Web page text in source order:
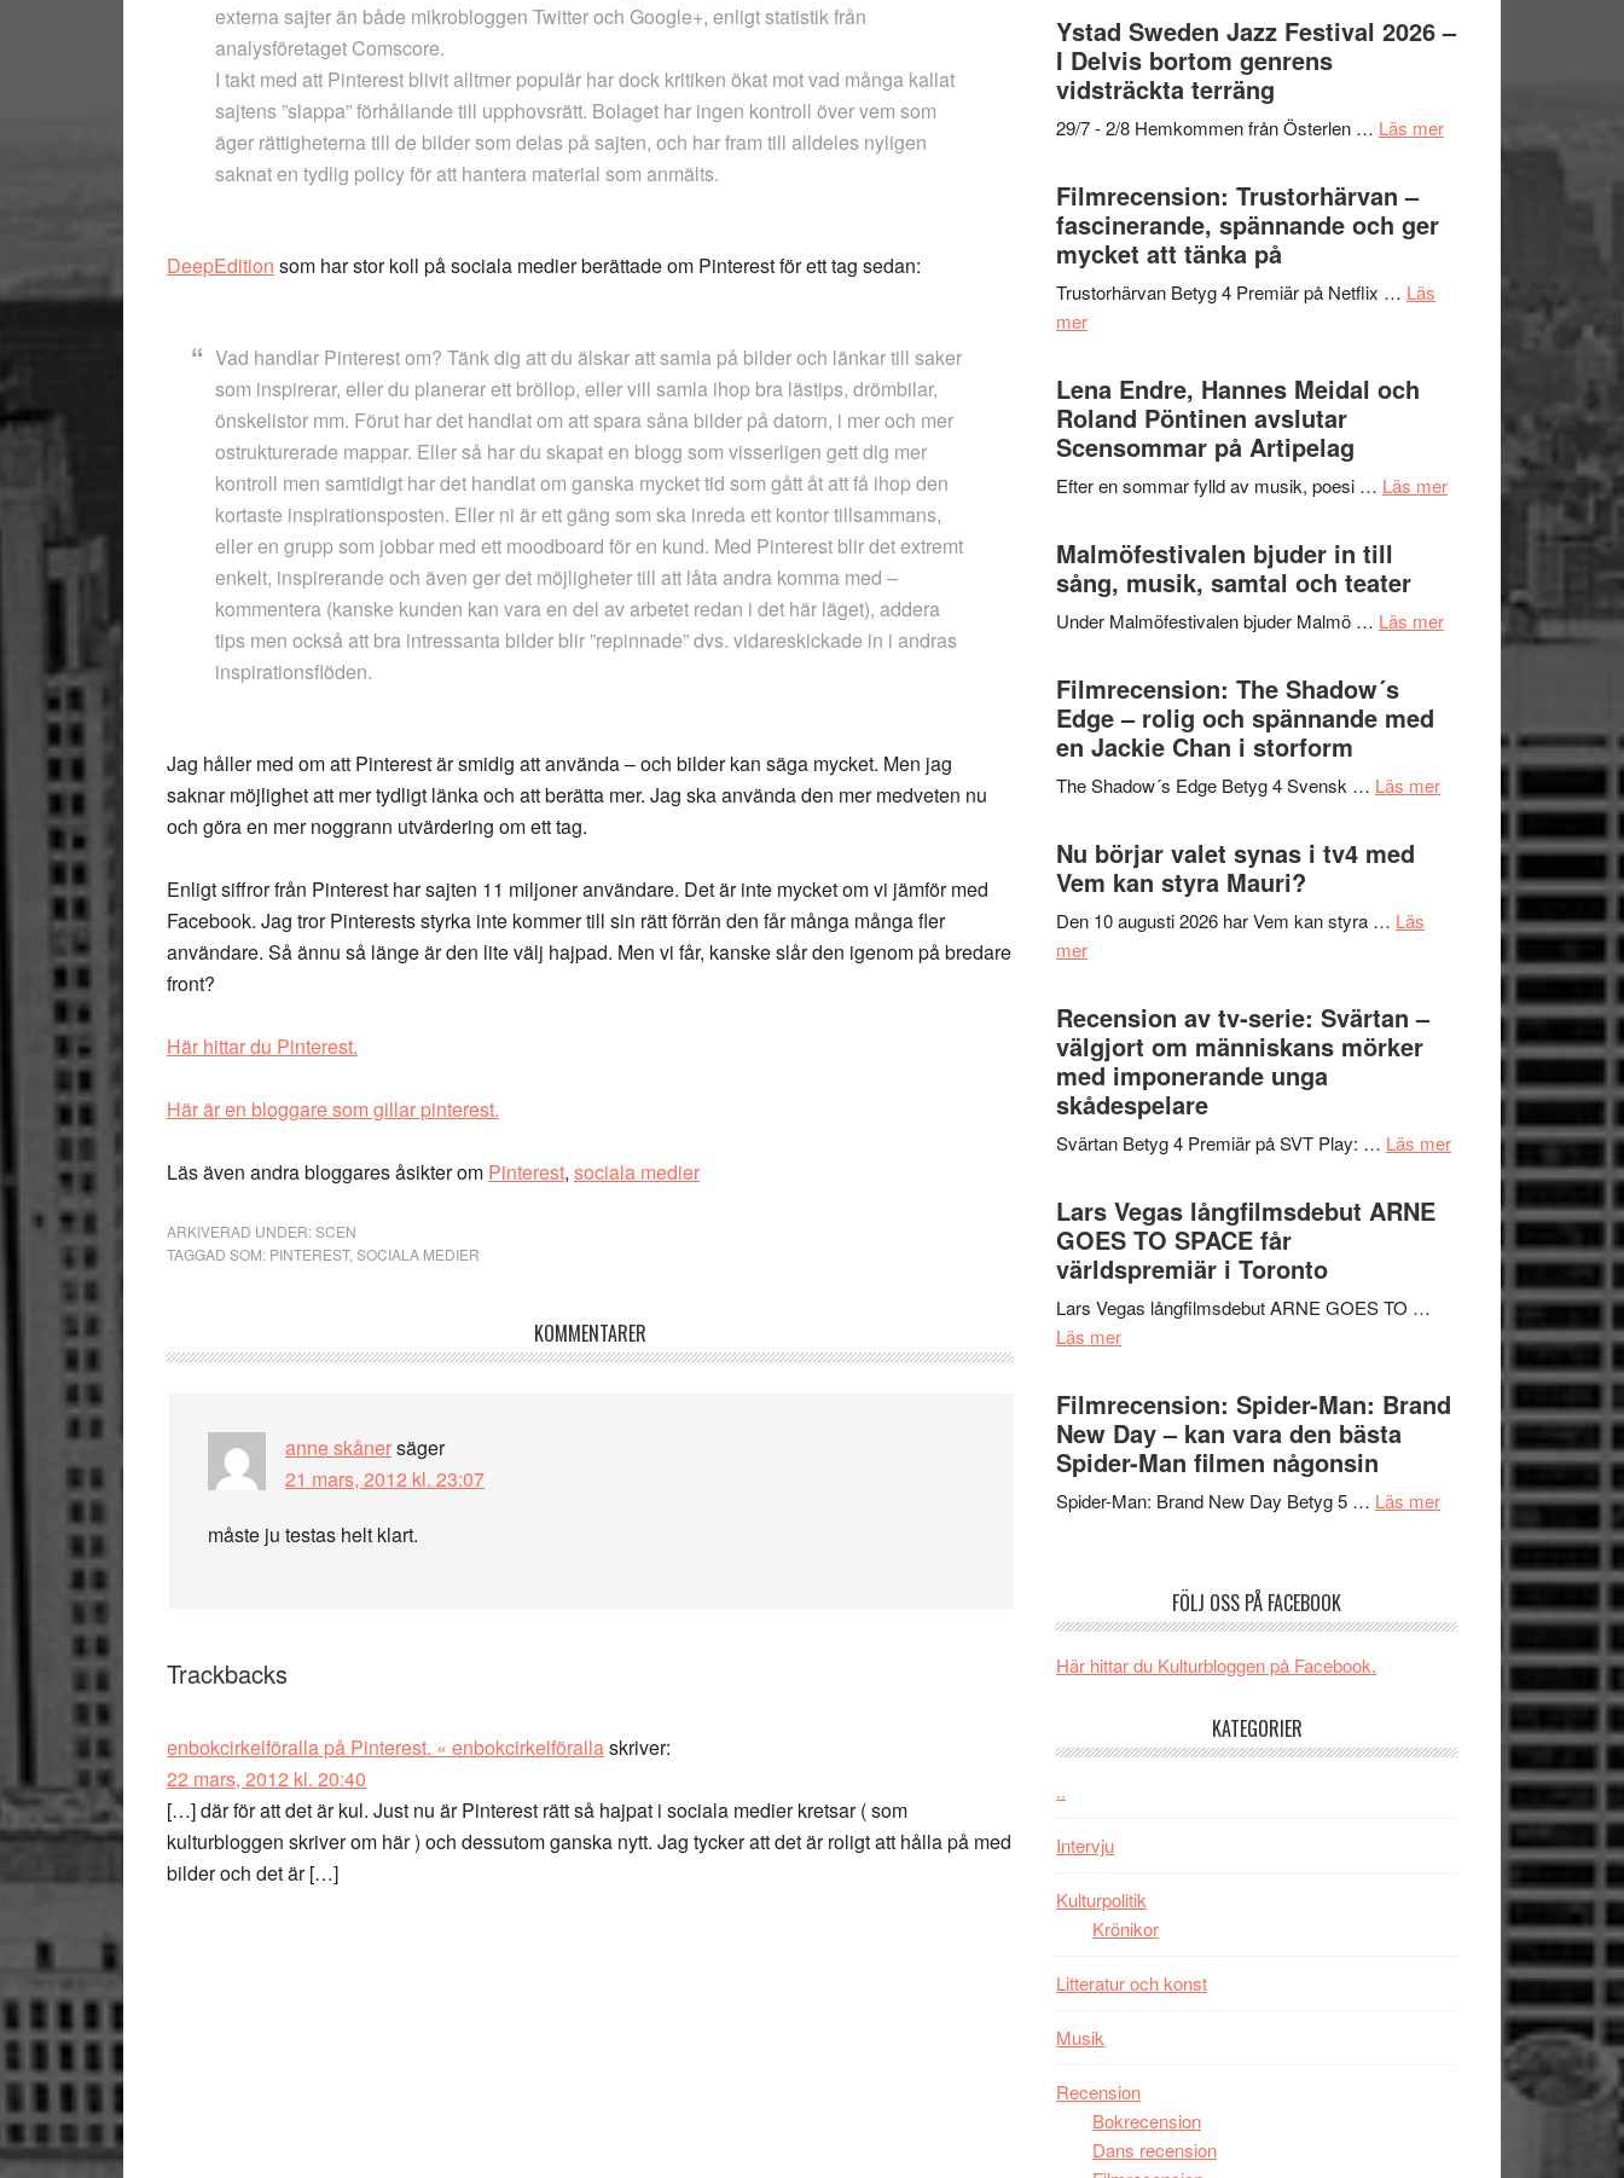
externa sajter än både mikrobloggen Twitter och Google+, enligt statistik från
analysföretaget Comscore.
I takt med att Pinterest blivit alltmer populär har dock kritiken ökat mot vad många kallat
sajtens ”slappa” förhållande till upphovsrätt. Bolaget har ingen kontroll över vem som
äger rättigheterna till de bilder som delas på sajten, och har fram till alldeles nyligen
saknat en tydlig policy för att hantera material som anmälts.
DeepEdition som har stor koll på sociala medier berättade om Pinterest för ett tag sedan:
Vad handlar Pinterest om? Tänk dig att du älskar att samla på bilder och länkar till saker
som inspirerar, eller du planerar ett bröllop, eller vill samla ihop bra lästips, drömbilar,
önskelistor mm. Förut har det handlat om att spara såna bilder på datorn, i mer och mer
ostrukturerade mappar. Eller så har du skapat en blogg som visserligen gett dig mer
kontroll men samtidigt har det handlat om ganska mycket tid som gått åt att få ihop den
kortaste inspirationsposten. Eller ni är ett gäng som ska inreda ett kontor tillsammans,
eller en grupp som jobbar med ett moodboard för en kund. Med Pinterest blir det extremt
enkelt, inspirerande och även ger det möjligheter till att låta andra komma med –
kommentera (kanske kunden kan vara en del av arbetet redan i det här läget), addera
tips men också att bra intressanta bilder blir ”repinnade” dvs. vidareskickade in i andras
inspirationsflöden.
Jag håller med om att Pinterest är smidig att använda – och bilder kan säga mycket. Men jag
saknar möjlighet att mer tydligt länka och att berätta mer. Jag ska använda den mer medveten nu
och göra en mer noggrann utvärdering om ett tag.
Enligt siffror från Pinterest har sajten 11 miljoner användare. Det är inte mycket om vi jämför med
Facebook. Jag tror Pinterests styrka inte kommer till sin rätt förrän den får många många fler
användare. Så ännu så länge är den lite välj hajpad. Men vi får, kanske slår den igenom på bredare
front?
Här hittar du Pinterest.
Här är en bloggare som gillar pinterest.
Läs även andra bloggares åsikter om Pinterest, sociala medier
ARKIVERAD UNDER:SCEN
TAGGAD SOM: PINTEREST, SOCIALA MEDIER
KOMMENTARER
anne skånersäger
21 mars, 2012 kl. 23:07
måste ju testas helt klart.
Trackbacks
enbokcirkelföralla på Pinterest. « enbokcirkelförallaskriver:
22 mars, 2012 kl. 20:40
[…] där för att det är kul. Just nu är Pinterest rätt så hajpat i sociala medier kretsar ( som
kulturbloggen skriver om här ) och dessutom ganska nytt. Jag tycker att det är roligt att hålla på med
bilder och det är […]
en
hjärtevarm
Ystad Sweden Jazz Festival 2026 –
I Delvis bortom genrens
vidsträckta terräng
29/7 - 2/8 Hemkommen från Österlen … Läs merom
Filmrecension: Trustorhärvan –
fascinerande, spännande och ger
mycket att tänka på
Trustorhärvan Betyg 4 Premiär på Netflix … Läs
merom
Trustorhärvan
–
fascinerande,
spännande
och
mycket
att
tänka
Lena Endre, Hannes Meidal och
Roland Pöntinen avslutar
Scensommar på Artipelag
Efter en sommar fylld av musik, poesi … Läs merom
Scensommar
Artipelag
Malmöfestivalen bjuder in till
sång, musik, samtal och teater
Under Malmöfestivalen bjuder Malmö … Läs merom
Malmöfestivalen
Filmrecension: The Shadow´s
Edge – rolig och spännande med
en Jackie Chan i storform
The Shadow´s Edge Betyg 4 Svensk … Läs merom
Filmrecension:
spännande
Chan
storform
Nu börjar valet synas i tv4 med
Vem kan styra Mauri?
Den 10 augusti 2026 har Vem kan styra … Läs
merom
valet
synas
i
tv4
med
kan
styra
Mauri?
Recension av tv-serie: Svärtan –
välgjort om människans mörker
med imponerande unga
skådespelare
Svärtan Betyg 4 Premiär på SVT Play: … Läs merom
Recension
Svärtan
välgjort
människans
mörker
imponerande
skådespelare
Lars Vegas långfilmsdebut ARNE
GOES TO SPACE får
världspremiär i Toronto
Lars Vegas långfilmsdebut ARNE GOES TO …
Läs merom
långfilmsdebut
ARNE
GOES
TO
världspremiär
i
Toronto
Filmrecension: Spider-Man: Brand
New Day – kan vara den bästa
Spider-Man filmen någonsin
Spider-Man: Brand New Day Betyg 5 … Läs merom
Filmrecension:
vara
någonsin
FÖLJ OSS PÅ FACEBOOK
Här hittar du Kulturbloggen på Facebook.
KATEGORIER
..
Intervju
Kulturpolitik
Krönikor
Litteratur och konst
Musik
Recension
Bokrecension
Dans recension